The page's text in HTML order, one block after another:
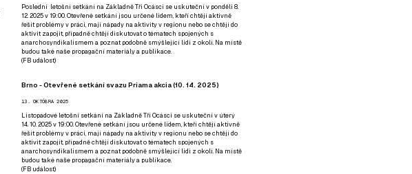
Poslední letošní setkání na Základně Tři Ocásci se uskuteční v ponděli 8.
12. 2025 v 19:00. Otevřené setkání jsou určené lidem, kteří chtějí aktivně
řešit problémy v práci, mají nápady na aktivity v regionu nebo se chtějí do
aktivit zapojit, případně chtějí diskutovat o tématech spojených s
anarchosyndikalismem a poznat podobně smýšlející lidi z okolí. Na místě
budou také naše propagační materiály a publikace.
(FB událost)
Brno - Otevřené setkání svazu Priama akcia (10. 14. 2025)
13. OKTÓBRA 2025
Listopadové letošní setkání na Základně Tři Ocásci se uskuteční v úterý
14. 10. 2025 v 19:00. Otevřené setkání jsou určené lidem, kteří chtějí aktivně
řešit problémy v práci, mají nápady na aktivity v regionu nebo se chtějí do
aktivit zapojit, případně chtějí diskutovat o tématech spojených s
anarchosyndikalismem a poznat podobně smýšlející lidi z okolí. Na místě
budou také naše propagační materiály a publikace.
(FB událost)